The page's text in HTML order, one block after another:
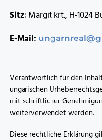
Sitz: Margit krt., H-1024
E-Mail:
Verantwortlich für den
ungarischen
mit schriftlicher
weiterverwendet werden.
Diese rechtliche Erklärung